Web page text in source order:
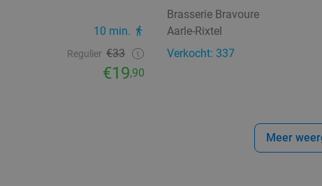
10 min.
Regulier €33
€19,90
Brasserie Bravoure
Aarle-Rixtel
Verkocht: 337
Meer